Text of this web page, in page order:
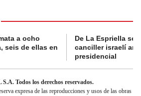
a ocho
seis de ellas en
De La Espriella se
canciller israelí
presidencial
Todos los derechos reservados.
expresa de las reproducciones y usos de las obras